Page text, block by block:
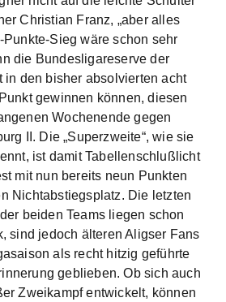
Christian Franz, „aber alles
Sieg wäre schon sehr
die Bundesligareserve der
in den bisher absolvierten acht
gewinnen können, diesen
Wochenende gegen
II. Die „Superzweite“, wie sie
ist damit Tabellenschlußlicht
mit nun bereits neun Punkten
Nichtabstiegsplatz. Die letzten
beiden Teams liegen schon
sind jedoch älteren Aligser Fans
als recht hitzig geführte
geblieben. Ob sich auch
Zweikampf entwickelt, können